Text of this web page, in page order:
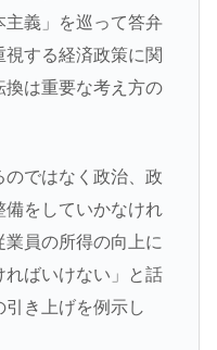
義」を巡って答弁
視する経済政策に関
換は重要な考え方の
のではなく政治、政
備をしていかなけれ
員の所得の向上に
ばいけない」と話
引き上げを例示し